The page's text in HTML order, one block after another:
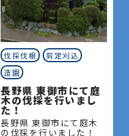
伐採伐根
剪定刈込
造園
長野県 東御市にて庭
木の伐採を行いまし
た！
長野県 東御市にて庭木
の伐採を行いました！